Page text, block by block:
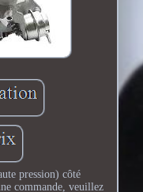
pression) côté
commande, veuillez